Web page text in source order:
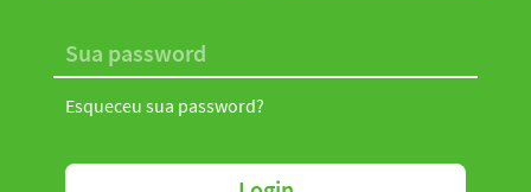
Esqueceu sua password?